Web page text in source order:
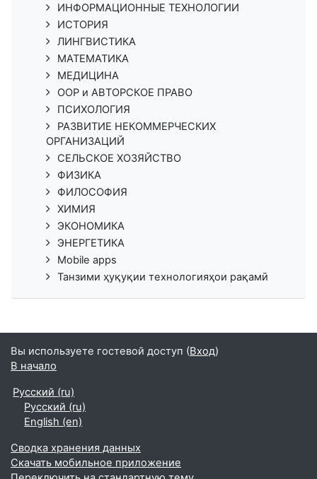
ИНФОРМАЦИОННЫЕ ТЕХНОЛОГИИ
ИСТОРИЯ
ЛИНГВИСТИКА
МАТЕМАТИКА
МЕДИЦИНА
ООР и АВТОРСКОЕ ПРАВО
ПСИХОЛОГИЯ
РАЗВИТИЕ НЕКОММЕРЧЕСКИХ
ОРГАНИЗАЦИЙ
СЕЛЬСКОЕ ХОЗЯЙСТВО
ФИЗИКА
ФИЛОСОФИЯ
ХИМИЯ
ЭКОНОМИКА
ЭНЕРГЕТИКА
Mobile apps
Танзими ҳуқуқии технологияҳои рақамӣ
Вы используете гостевой доступ (Вход)
В начало
Русский ‎(ru)‎
Русский ‎(ru)‎
English ‎(en)‎
Сводка хранения данных
Скачать мобильное приложение